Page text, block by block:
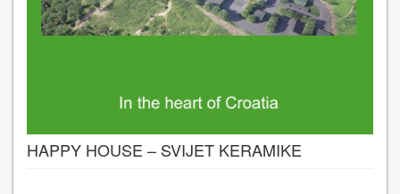
HAPPY HOUSE – SVIJET KERAMIKE